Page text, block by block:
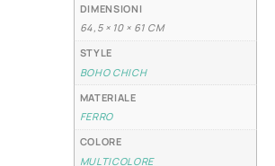
DIMENSIONI
64,5 × 10 × 61 CM
STYLE
BOHO CHICH
MATERIALE
FERRO
COLORE
MULTICOLORE